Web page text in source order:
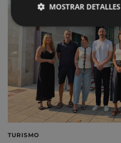
TURISMO
MOSTRAR DETALLES